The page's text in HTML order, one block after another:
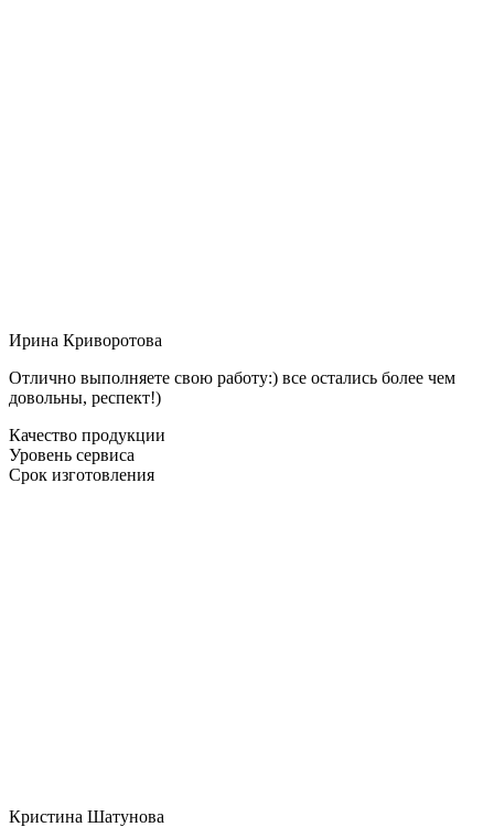
Ирина Криворотова
Отлично выполняете свою работу:) все остались более чем
довольны, респект!)
Качество продукции
Уровень сервиса
Срок изготовления
Кристина Шатунова